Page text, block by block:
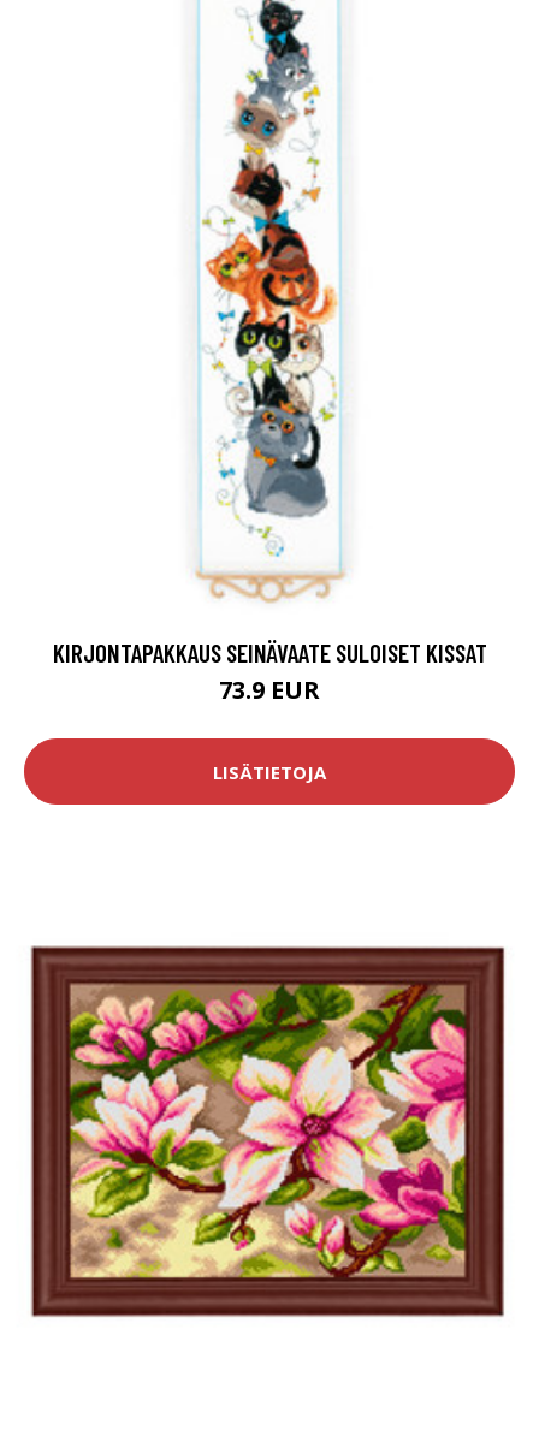
KIRJONTAPAKKAUS SEINÄVAATE SULOISET KISSAT
73.9 EUR
LISÄTIETOJA